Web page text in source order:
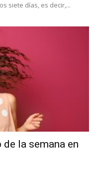
siete días, es decir,...
la semana en